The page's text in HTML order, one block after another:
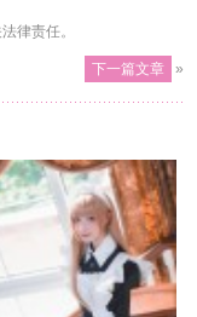
律责任。
下一篇文章 »